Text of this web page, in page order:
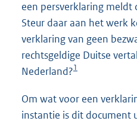
een persverklaring meldt
Steur daar aan het werk
verklaring van geen
rechtsgeldige Duitse
Nederland?1
Om wat voor een
instantie is dit document